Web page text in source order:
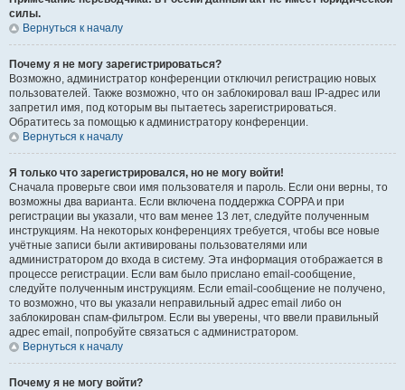
силы.
Вернуться к началу
Почему я не могу зарегистрироваться?
Возможно, администратор конференции отключил регистрацию новых
пользователей. Также возможно, что он заблокировал ваш IP-адрес или
запретил имя, под которым вы пытаетесь зарегистрироваться.
Обратитесь за помощью к администратору конференции.
Вернуться к началу
Я только что зарегистрировался, но не могу войти!
Сначала проверьте свои имя пользователя и пароль. Если они верны, то
возможны два варианта. Если включена поддержка COPPA и при
регистрации вы указали, что вам менее 13 лет, следуйте полученным
инструкциям. На некоторых конференциях требуется, чтобы все новые
учётные записи были активированы пользователями или
администратором до входа в систему. Эта информация отображается в
процессе регистрации. Если вам было прислано email-сообщение,
следуйте полученным инструкциям. Если email-сообщение не получено,
то возможно, что вы указали неправильный адрес email либо он
заблокирован спам-фильтром. Если вы уверены, что ввели правильный
адрес email, попробуйте связаться с администратором.
Вернуться к началу
Почему я не могу войти?